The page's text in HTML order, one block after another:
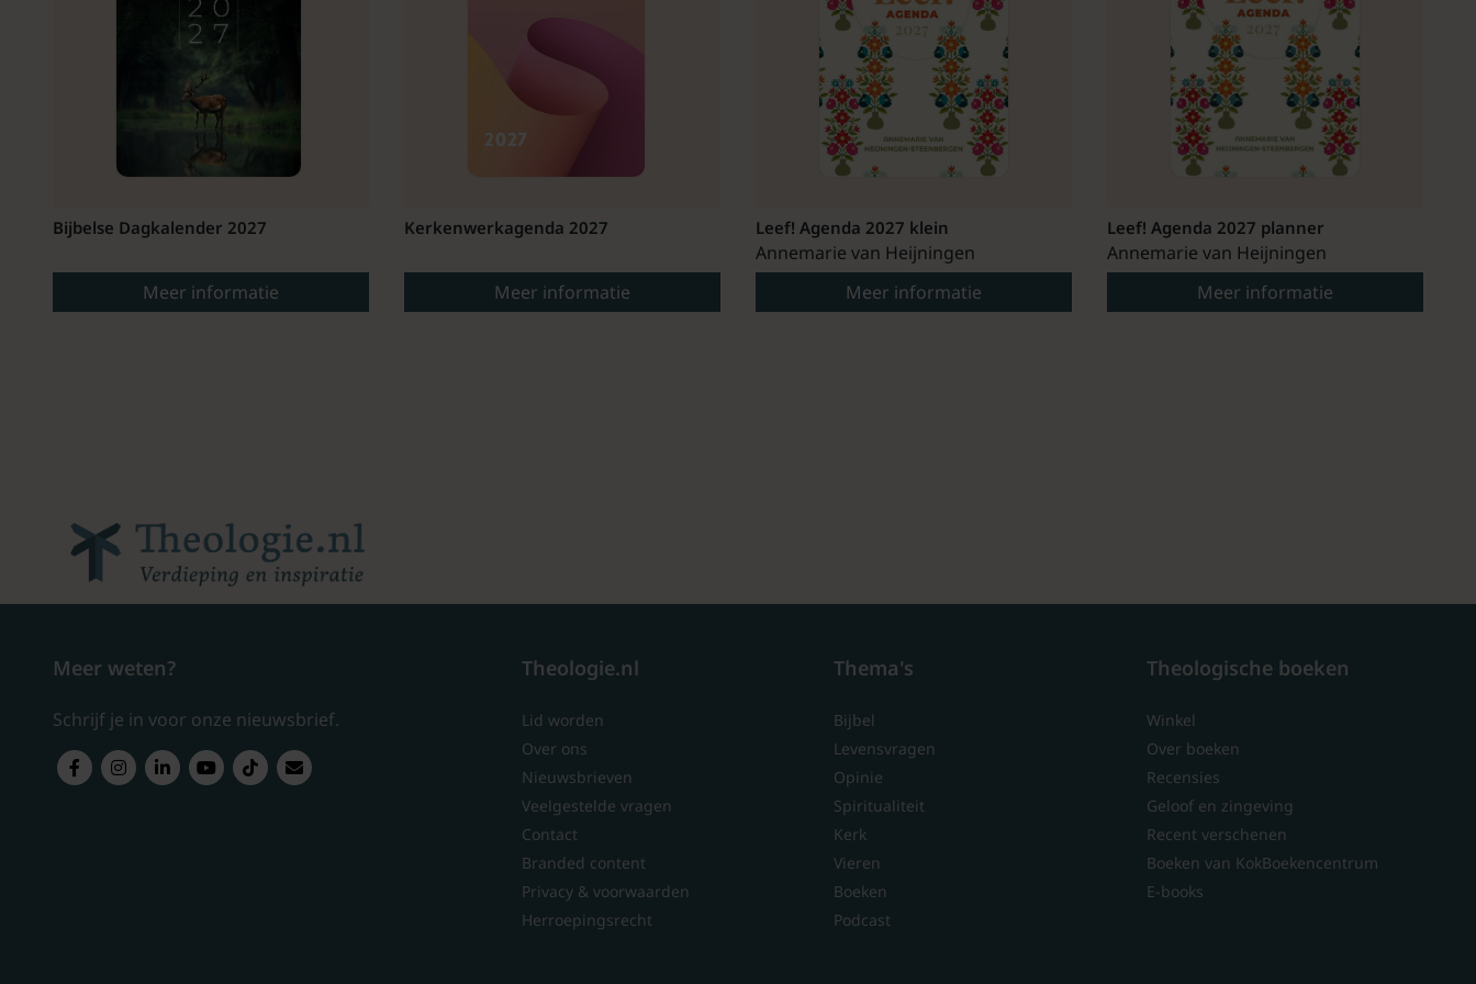
Bijbelse Dagkalender 2027
Meer informatie
Kerkenwerkagenda 2027
Meer informatie
Leef! Agenda 2027 klein
Annemarie van Heijningen
Meer informatie
Leef! Agenda 2027 planner
Annemarie van Heijningen
Meer informatie
Meer weten?
Schrijf je in voor onze nieuwsbrief.
Theologie.nl
Lid worden
Over ons
Nieuwsbrieven
Veelgestelde vragen
Contact
Branded content
Privacy & voorwaarden
Herroepingsrecht
Thema's
Bijbel
Levensvragen
Opinie
Spiritualiteit
Kerk
Vieren
Boeken
Podcast
Theologische boeken
Winkel
Over boeken
Recensies
Geloof en zingeving
Recent verschenen
Boeken van KokBoekencentrum
E-books